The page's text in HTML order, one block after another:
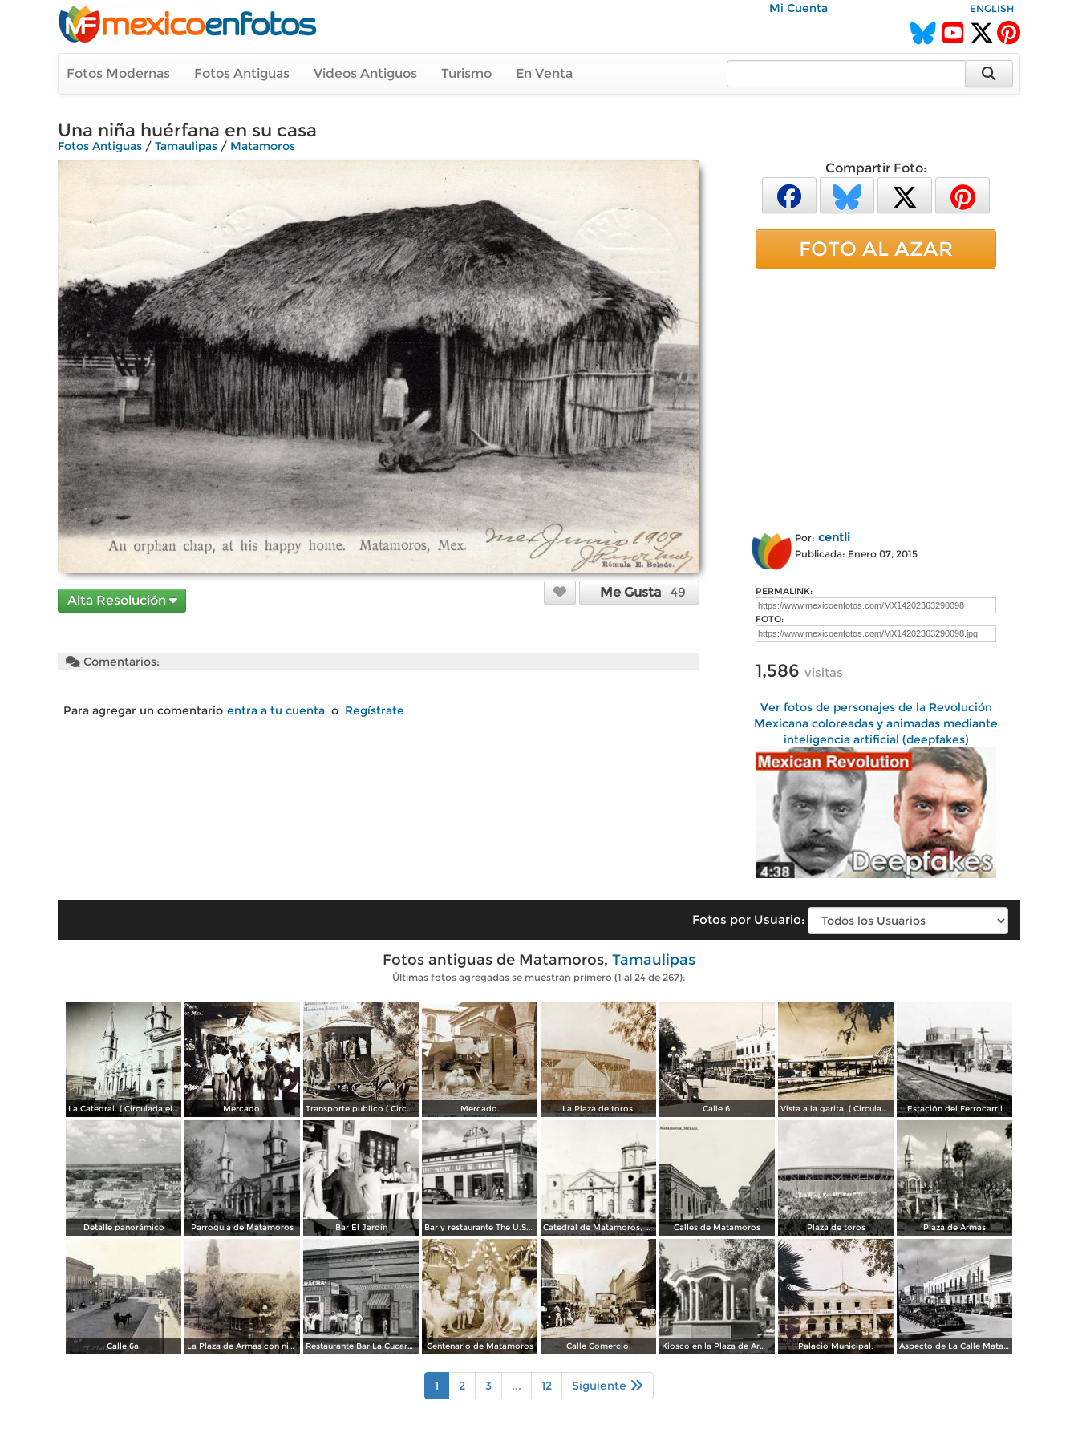
Mi Cuenta ENGLISH
Fotos Modernas Fotos Antiguas Videos Antiguos Turismo En Venta
Una niña huérfana en su casa
Fotos Antiguas / Tamaulipas / Matamoros
Alta Resolución
Me Gusta 49
Comentarios:
Para agregar un comentario entra a tu cuenta o Regístrate
Compartir Foto:
FOTO AL AZAR
Por: centli
Publicada: Enero 07, 2015
PERMALINK:
FOTO:
1,586 visitas
Ver fotos de personajes de la Revolución
Mexicana coloreadas y animadas mediante
inteligencia artificial (deepfakes)
Fotos por Usuario:
Fotos antiguas de Matamoros, Tamaulipas
Últimas fotos agregadas se muestran primero (1 al 24 de 267):
La Catedral. ( Circulada el 6 de Noviembre de 1944 ). Mercado. Transporte publico ( Circulada el 20 de Febrero de 1921 ). Mercado. La Plaza de toros. Calle 6. Vista a la garita. ( Circulada el 9 de Julio de 1956 ). Estación del Ferrocarril
Detalle panorámico Parroquia de Matamoros Bar El Jardín Bar y restaurante The U.S. Bar Catedral de Matamoros, dañada por el huracán del 4 de septiembre de 1933 Calles de Matamoros Plaza de toros Plaza de Armas
Calle 6a. La Plaza de Armas con nieve en los arboles. Restaurante Bar La Cucaracha ( Circulada el 20 de Febrero de 1948 ). Centenario de Matamoros Calle Comercio. Kiosco en la Plaza de Armas Palacio Municipal. Aspecto de La Calle Matamoros ( Circulada el 6 de Enero de 1951 ).
1 2 3 ... 12 Siguiente